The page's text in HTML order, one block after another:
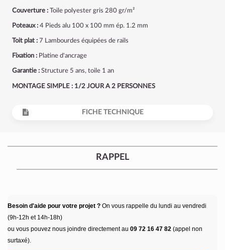
Couverture : Toile polyester gris 280 gr/m²
Poteaux : 4 Pieds alu 100 x 100 mm ép. 1.2 mm
Toit plat : 7 Lambourdes équipées de rails
Fixation : Platine d'ancrage
Garantie : Structure 5 ans, toile 1 an
MONTAGE SIMPLE : 1/2 JOUR A 2 PERSONNES
FICHE TECHNIQUE
RAPPEL
Besoin d'aide pour votre projet ? On vous rappelle du lundi au vendredi
(9h-12h et 14h-18h)
ou vous pouvez nous joindre directement au 09 72 16 47 82 (appel non
surtaxé).